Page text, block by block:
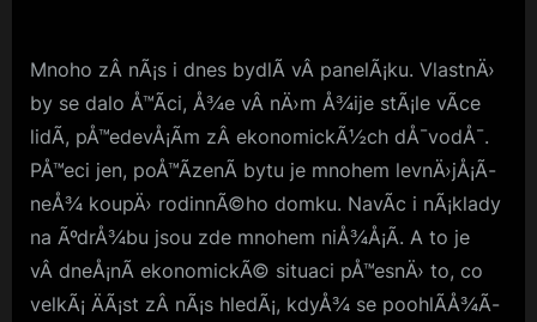
Mnoho zÂ nÃ¡s i dnes bydlÃ­ vÂ panelÃ¡ku. VlastnÄ›
by se dalo Å™Ã­ci, Å¾e vÂ nÄ›m Å¾ije stÃ¡le vÃ­ce
lidÃ­, pÅ™edevÅ¡Ã­m zÂ ekonomickÃ½ch dÅ¯vodÅ¯.
PÅ™eci jen, poÅ™Ã­zenÃ­ bytu je mnohem levnÄ›jÅ¡Ã­
neÅ¾ koupÄ› rodinnÃ©ho domku. NavÃ­c i nÃ¡klady
na ÃºdrÅ¾bu jsou zde mnohem niÅ¾Å¡Ã­. A to je
vÂ dneÅ¡nÃ­ ekonomickÃ© situaci pÅ™esnÄ› to, co
velkÃ¡ ÄÃ¡st zÂ nÃ¡s hledÃ¡, kdyÅ¾ se poohlÃ­Å¾Ã­